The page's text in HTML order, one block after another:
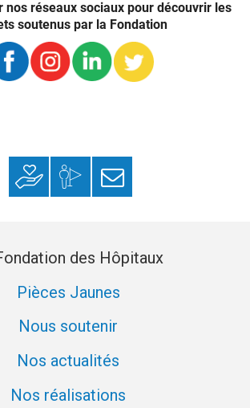
nos réseaux sociaux pour découvrir les
soutenus par la Fondation
Faire un donMon espace
donateur
S’inscrire à la
newsletter
des Hôpitaux
Pièces Jaunes
Nous soutenir
Nos actualités
Nos réalisations